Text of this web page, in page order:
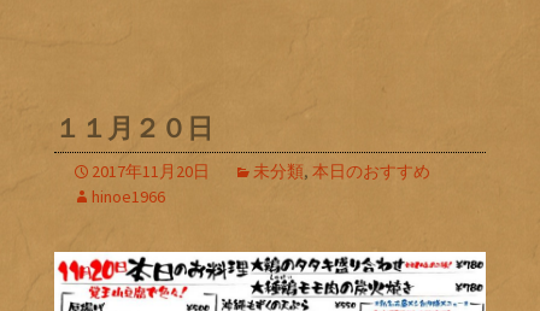
１１月２０日
2017年11月20日 未分類, 本日のおすすめ
hinoe1966